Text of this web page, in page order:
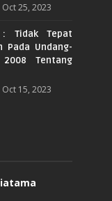
Oct 25, 2023
Tidak Tepat
Pada Undang-
Tentang
Oct 15, 2023